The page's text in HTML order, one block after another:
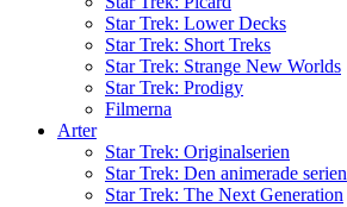
Star Trek: Lower Decks
Star Trek: Short Treks
Star Trek: Strange New Worlds
Star Trek: Prodigy
Filmerna
Arter
Star Trek: Originalserien
Star Trek: Den animerade serien
Star Trek: The Next Generation